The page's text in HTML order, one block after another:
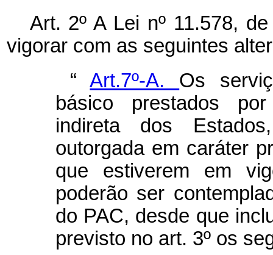
Art. 2º A Lei nº 11.578,
vigorar com as seguintes
“Art.7º-A. Os
básico prestados
indireta dos
outorgada em caráter
que estiverem em
poderão ser
do PAC, desde que
previsto no art. 3º os